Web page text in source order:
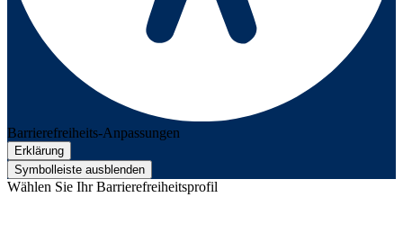
Barrierefreiheits-Anpassungen
Erklärung
Symbolleiste ausblenden
Wählen Sie Ihr Barrierefreiheitsprofil